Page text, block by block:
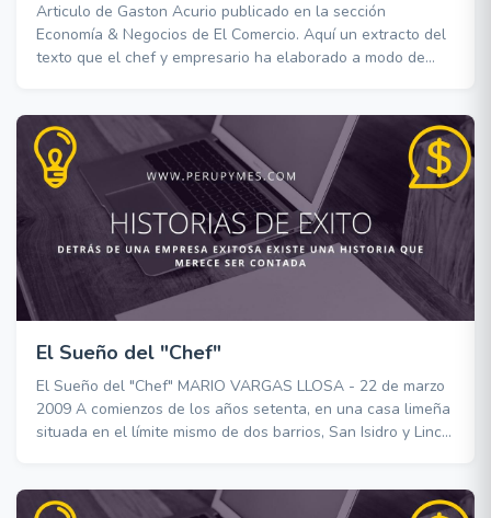
Articulo de Gaston Acurio publicado en la sección
Economía & Negocios de El Comercio. Aquí un extracto del
texto que el chef y empresario ha elaborado a modo de
El Sueño del "Chef"
El Sueño del "Chef" MARIO VARGAS LLOSA - 22 de marzo
2009 A comienzos de los años setenta, en una casa limeña
situada en el límite mismo de dos barrios, San Isidro y Lince,
cuatro hermanas mayores y los galanes que venían a